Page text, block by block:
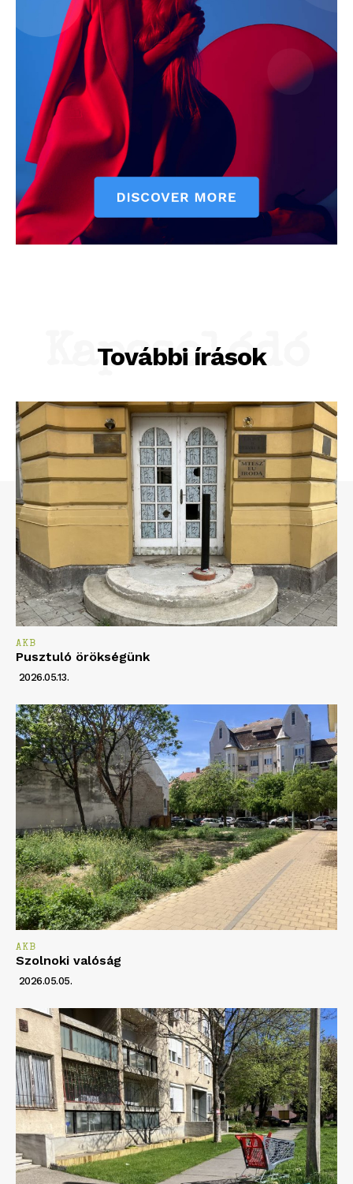
ELŐFIZETÉS
Hasznos
További írások
Kapcsolódó
AKB
Pusztuló örökségünk
2026.05.13.
AKB
Szolnoki valóság
2026.05.05.